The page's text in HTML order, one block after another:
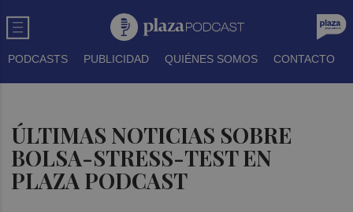
PODCASTS PUBLICIDAD QUIÉNES SOMOS CONTACTO
ÚLTIMAS NOTICIAS SOBRE
BOLSA-STRESS-TEST EN
PLAZA PODCAST